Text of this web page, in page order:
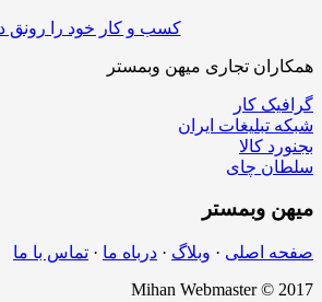
کسب و کار خود را رونق
همکاران تجاری میهن وبمستر
گرافیک کار
شبکه تبلیغات ایران
بجنورد کالا
سلطان چای
میهن وبمستر
صفحه اصلی · وبلاگ · درباه ما · تماس با ما
Mihan Webmaster © 2017